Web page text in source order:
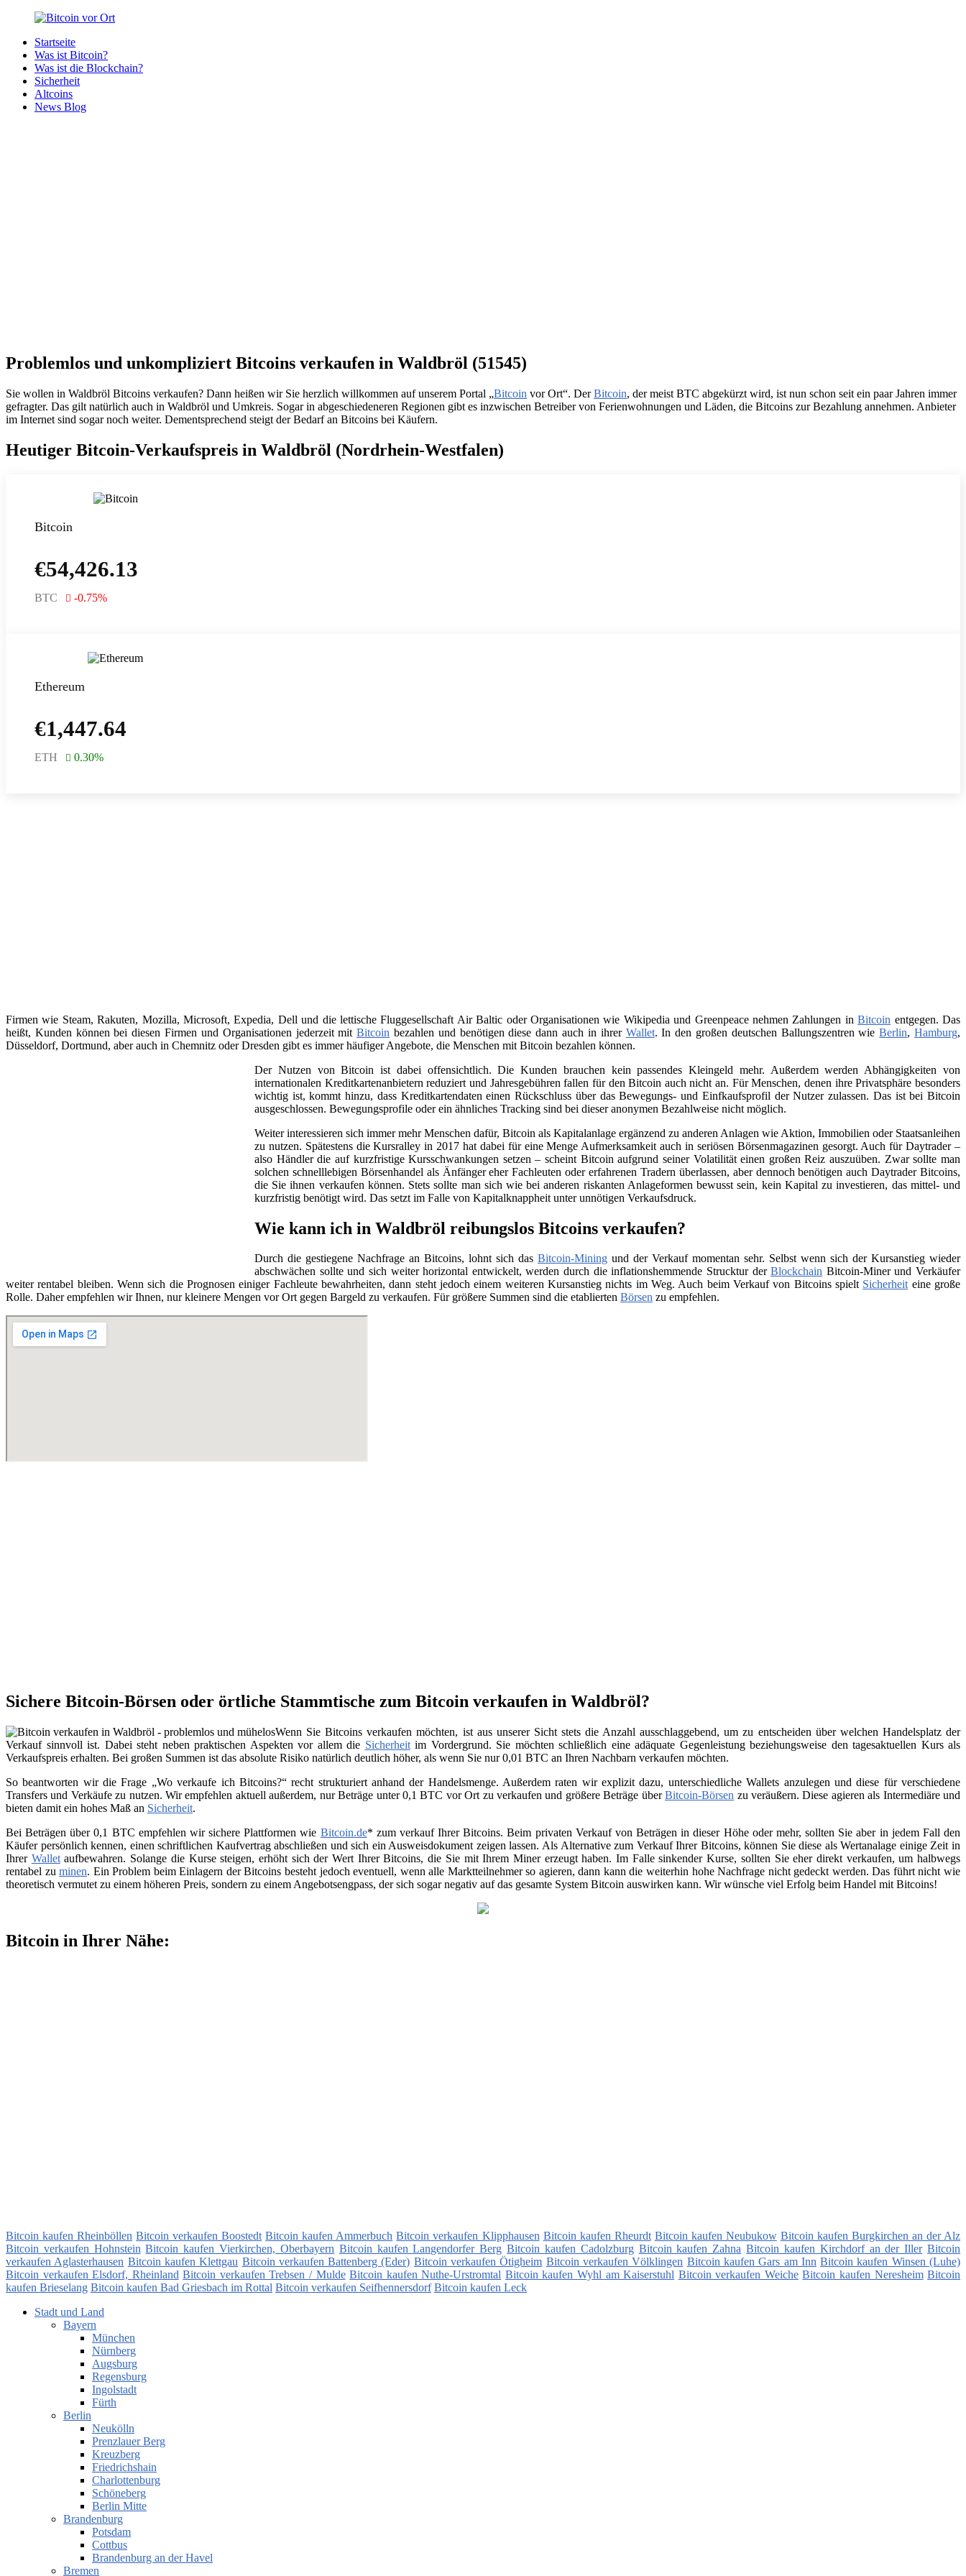
Zurück
Inhalt
Bitcoin
Bitcoins
deiner
Region
Startseite
Was ist Bitcoin?
Was ist die Blockchain?
Sicherheit
Altcoins
News Blog
Problemlos und unkompliziert Bitcoins verkaufen in Waldbröl (51545)
Sie wollen in Waldbröl Bitcoins verkaufen? Dann heißen wir Sie herzlich willkommen auf unserem Portal „Bitcoin vor Ort“. DerBitcoin, der meist BTC abgekürzt wird, ist nun schon seit ein paar Jahren immer
gefragter. Das gilt natürlich auch in Waldbröl und Umkreis. Sogar in abgeschiedeneren Regionen gibt es inzwischen Betreiber von Ferienwohnungen und Läden, die Bitcoins zur Bezahlung annehmen. Anbieter
im Internet sind sogar noch weiter. Dementsprechend steigt der Bedarf an Bitcoins bei Käufern.
Heutiger Bitcoin-Verkaufspreis in Waldbröl (Nordrhein-Westfalen)
Bitcoin
€54,426.13
BTC -0.75%
Ethereum
€1,447.64
ETH 0.30%
Firmen wie Steam, Rakuten, Mozilla, Microsoft, Expedia, Dell und die lettische Fluggesellschaft Air Baltic oder Organisationen wie Wikipedia und Greenpeace nehmen Zahlungen inBitcoin entgegen. Das
heißt, Kunden können bei diesen Firmen und Organisationen jederzeit mitBitcoin bezahlen und benötigen diese dann auch in ihrer Wallet. In den großen deutschen Ballungszentren wieBerlin,Hamburg,
Düsseldorf, Dortmund, aber auch in Chemnitz oder Dresden gibt es immer häufiger Angebote, die Menschen mit Bitcoin bezahlen können.
Der Nutzen von Bitcoin ist dabei offensichtlich. Die Kunden brauchen kein passendes Kleingeld mehr. Außerdem werden Abhängigkeiten von
internationalen Kreditkartenanbietern reduziert und Jahresgebühren fallen für den Bitcoin auch nicht an. Für Menschen, denen ihre Privatsphäre besonders
wichtig ist, kommt hinzu, dass Kreditkartendaten einen Rückschluss über das Bewegungs- und Einfkaufsprofil der Nutzer zulassen. Das ist bei Bitcoin
ausgeschlossen. Bewegungsprofile oder ein ähnliches Tracking sind bei dieser anonymen Bezahlweise nicht möglich.
Weiter interessieren sich immer mehr Menschen dafür, Bitcoin als Kapitalanlage ergänzend zu anderen Anlagen wie Aktion, Immobilien oder Staatsanleihen
zu nutzen. Spätestens die Kursralley in 2017 hat dabei für eine Menge Aufmerksamkeit auch in seriösen Börsenmagazinen gesorgt. Auch für Daytrader –
also Händler die auf kurzfristige Kursschwankungen setzen – scheint Bitcoin aufgrund seiner Volatilität einen großen Reiz auszuüben. Zwar sollte man
solchen schnelllebigen Börsenhandel als Änfänger eher Fachleuten oder erfahrenen Tradern überlassen, aber dennoch benötigen auch Daytrader Bitcoins,
die Sie ihnen verkaufen können. Stets sollte man sich wie bei anderen riskanten Anlageformen bewusst sein, kein Kapital zu investieren, das mittel- und
kurzfristig benötigt wird. Das setzt im Falle von Kapitalknappheit unter unnötigen Verkaufsdruck.
Wie kann ich in Waldbröl reibungslos Bitcoins verkaufen?
Durch die gestiegene Nachfrage an Bitcoins, lohnt sich das Bitcoin-Mining und der Verkauf momentan sehr. Selbst wenn sich der Kursanstieg wieder
abschwächen sollte und sich weiter horizontal entwickelt, werden durch die inflationshemmende Strucktur derBlockchain Bitcoin-Miner und Verkäufer
weiter rentabel bleiben. Wenn sich die Prognosen einiger Fachleute bewahrheiten, dann steht jedoch einem weiteren Kursanstieg nichts im Weg. Auch beim Verkauf von Bitcoins spielt Sicherheiteine große
Rolle. Daher empfehlen wir Ihnen, nur kleinere Mengen vor Ort gegen Bargeld zu verkaufen. Für größere Summen sind die etablierten Börsen zu empfehlen.
Sichere Bitcoin-Börsen oder örtliche Stammtische zum Bitcoin verkaufen in Waldbröl?
Wenn Sie Bitcoins verkaufen möchten, ist aus unserer Sicht stets die Anzahl ausschlaggebend, um zu entscheiden über welchen Handelsplatz der
Verkauf sinnvoll ist. Dabei steht neben praktischen Aspekten vor allem die Sicherheitim Vordergrund. Sie möchten schließlich eine adäquate Gegenleistung beziehungsweise den tagesaktuellen Kurs als
Verkaufspreis erhalten. Bei großen Summen ist das absolute Risiko natürlich deutlich höher, als wenn Sie nur 0,01 BTC an Ihren Nachbarn verkaufen möchten.
So beantworten wir die Frage „Wo verkaufe ich Bitcoins?“ recht strukturiert anhand der Handelsmenge. Außerdem raten wir explizit dazu, unterschiedliche Wallets anzulegen und diese für verschiedene
Transfers und Verkäufe zu nutzen. Wir empfehlen aktuell außerdem, nur Beträge unter 0,1 BTC vor Ort zu verkaufen und größere Beträge überBitcoin-Börsen zu veräußern. Diese agieren als Intermediäre und
bieten damit ein hohes Maß an Sicherheit.
Bei Beträgen über 0,1 BTC empfehlen wir sichere Plattformen wie Bitcoin.de* zum verkauf Ihrer Bitcoins. Beim privaten Verkauf von Beträgen in dieser Höhe oder mehr, sollten Sie aber in jedem Fall den
Käufer persönlich kennen, einen schriftlichen Kaufvertrag abschließen und sich ein Ausweisdokument zeigen lassen. Als Alternative zum Verkauf Ihrer Bitcoins, können Sie diese als Wertanalage einige Zeit in
Ihrer Walletaufbewahren. Solange die Kurse steigen, erhöht sich der Wert Ihrer Bitcoins, die Sie mit Ihrem Miner erzeugt haben. Im Falle sinkender Kurse, sollten Sie eher direkt verkaufen, um halbwegs
rentabel zuminen. Ein Problem beim Einlagern der Bitcoins besteht jedoch eventuell, wenn alle Marktteilnehmer so agieren, dann kann die weiterhin hohe Nachfrage nicht gedeckt werden. Das führt nicht wie
theoretisch vermutet zu einem höheren Preis, sondern zu einem Angebotsengpass, der sich sogar negativ auf das gesamte System Bitcoin auswirken kann. Wir wünsche viel Erfolg beim Handel mit Bitcoins!
Bitcoin in Ihrer Nähe:
Bitcoin kaufen Rheinböllen Bitcoin verkaufen Boostedt Bitcoin kaufen Ammerbuch Bitcoin verkaufen Klipphausen Bitcoin kaufen Rheurdt Bitcoin kaufen Neubukow Bitcoin kaufen Burgkirchen an der Alz
Bitcoin verkaufen Hohnstein Bitcoin kaufen Vierkirchen, Oberbayern Bitcoin kaufen Langendorfer Berg Bitcoin kaufen Cadolzburg Bitcoin kaufen Zahna Bitcoin kaufen Kirchdorf an der Iller Bitcoin
verkaufen Aglasterhausen Bitcoin kaufen Klettgau Bitcoin verkaufen Battenberg (Eder) Bitcoin verkaufen Ötigheim Bitcoin verkaufen Völklingen Bitcoin kaufen Gars am Inn Bitcoin kaufen Winsen (Luhe)
Bitcoin verkaufen Elsdorf, Rheinland Bitcoin verkaufen Trebsen / Mulde Bitcoin kaufen Nuthe-Urstromtal Bitcoin kaufen Wyhl am Kaiserstuhl Bitcoin verkaufen Weiche Bitcoin kaufen Neresheim Bitcoin
kaufen Brieselang Bitcoin kaufen Bad Griesbach im Rottal Bitcoin verkaufen Seifhennersdorf Bitcoin kaufen Leck
Stadt und Land
Bayern
München
Nürnberg
Augsburg
Regensburg
Ingolstadt
Fürth
Berlin
Neukölln
Prenzlauer Berg
Kreuzberg
Friedrichshain
Charlottenburg
Schöneberg
Berlin Mitte
Brandenburg
Potsdam
Cottbus
Brandenburg an der Havel
Bremen